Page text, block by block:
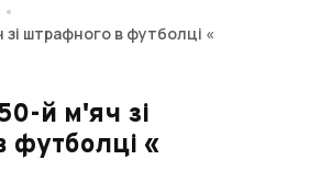
•
штрафного в футболці «
й м'яч зі
футболці «